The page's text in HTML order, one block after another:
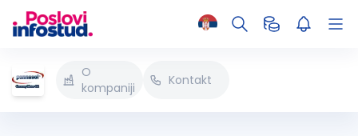
O
kompaniji
Kontakt